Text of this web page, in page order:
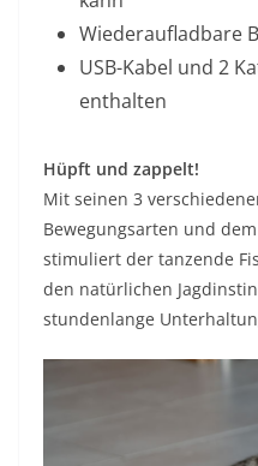
Wiederaufladbare
USB-Kabel und 2
enthalten
Hüpft und zappelt!
Mit seinen 3
Bewegungsarten und
stimuliert der tanzende
den natürlichen
stundenlange